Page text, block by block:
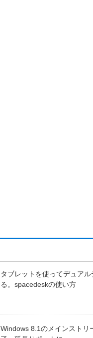
タブレットを使ってデュア
る。spacedeskの使い方
Windows 8.1のメインストリ